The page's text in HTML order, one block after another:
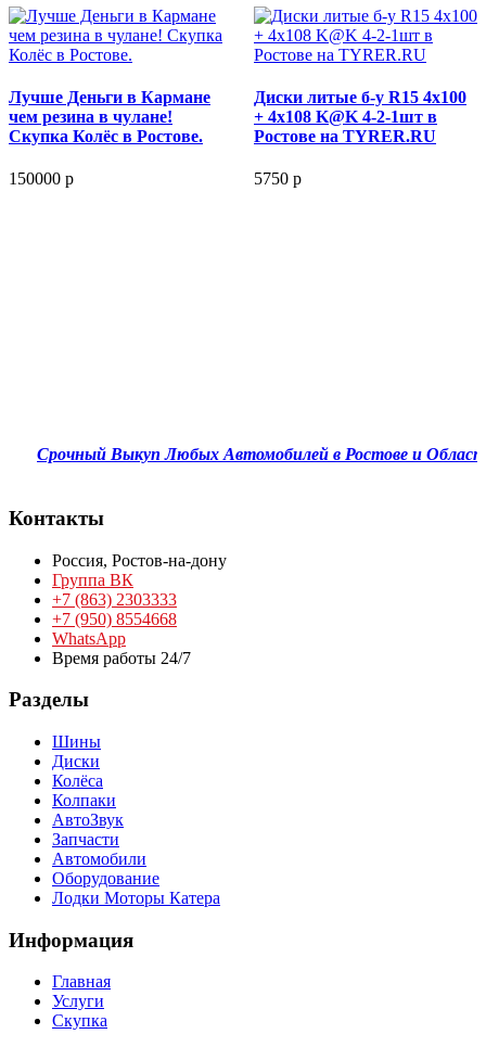
Лучше Деньги в Кармане
чем резина в чулане!
Скупка Колёс в Ростове.
150000 р
Диски литые б-у R15 4x100
+ 4x108 K@K 4-2-1шт в
Ростове на TYRER.RU
5750 р
Срочный Выкуп Любых Автомобилей в Ростове и
Контакты
Россия, Ростов-на-дону
Группа ВК
+7 (863) 2303333
+7 (950) 8554668
WhatsApp
Время работы 24/7
Разделы
Шины
Диски
Колёса
Колпаки
АвтоЗвук
Запчасти
Автомобили
Оборудование
Лодки Моторы Катера
Информация
Главная
Услуги
Скупка